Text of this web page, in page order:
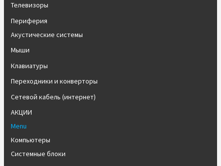
Телевизоры
Периферия
Акустические системы
Мыши
Клавиатуры
Переходники и конверторы
Сетевой кабель (интернет)
АКЦИИ
Menu
Компьютеры
Системные блоки